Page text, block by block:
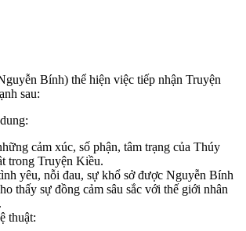
Bính) thể hiện việc tiếp nhận Truyện
sau:
cảm xúc, số phận, tâm trạng của Thúy
trong Truyện Kiều.
yêu, nỗi đau, sự khổ sở được Nguyễn Bính
thấy sự đồng cảm sâu sắc với thế giới nhân
thuật: